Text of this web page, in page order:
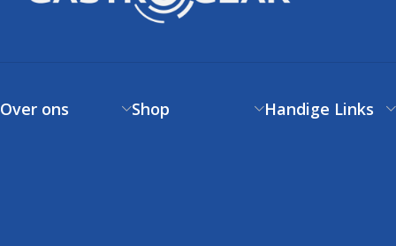
Over ons Shop Handige Links